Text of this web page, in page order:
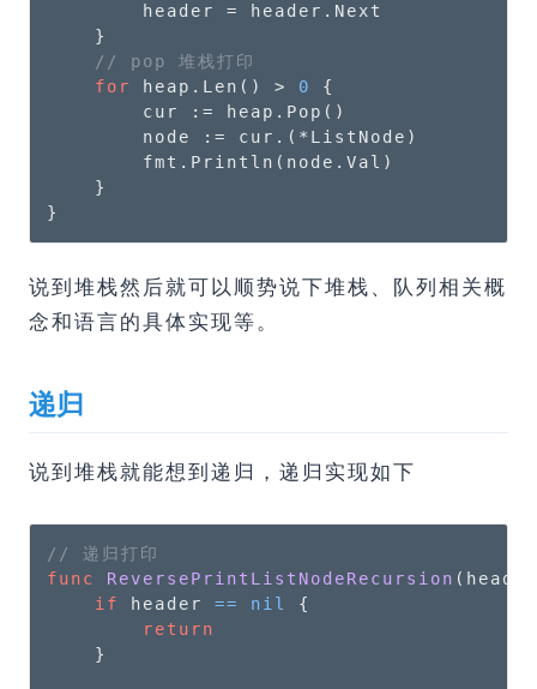
        header = header.Next
    }
// pop 堆栈打印
for
heap.Len() > 0
{
        cur := heap.Pop()
        node := cur.(*ListNode)
        fmt.Println(node.Val)
    }
}
说到堆栈然后就可以顺势说下堆栈、队列相关概
念和语言的具体实现等。
递归
说到堆栈就能想到递归，递归实现如下
// 递归打印
func
ReversePrintListNodeRecursion
if
header == nil
{
return
    }